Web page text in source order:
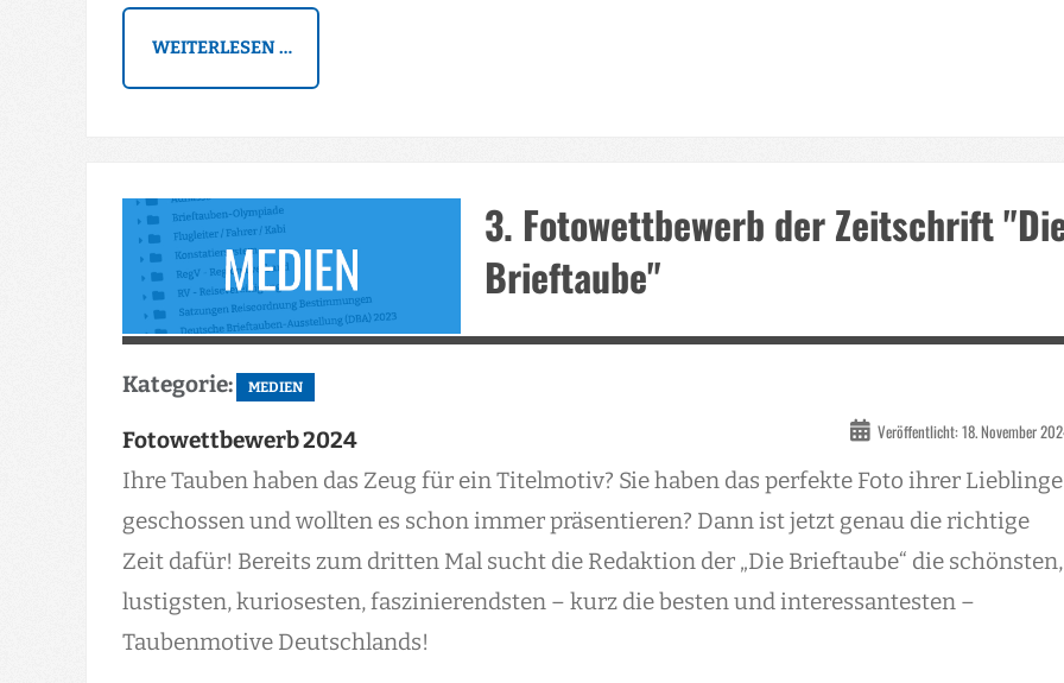
WEITERLESEN …
3. Fotowettbewerb der Zeitschrift
Brieftaube"
Kategorie: MEDIEN
Veröffentlicht: 18. November
Fotowettbewerb 2024
Ihre Tauben haben das Zeug für ein Titelmotiv? Sie haben das perfekte Foto ihrer Lieblinge
geschossen und wollten es schon immer präsentieren? Dann ist jetzt genau die richtige
Zeit dafür! Bereits zum dritten Mal sucht die Redaktion der „Die Brieftaube“ die schönsten,
lustigsten, kuriosesten, faszinierendsten – kurz die besten und interessantesten –
Taubenmotive Deutschlands!